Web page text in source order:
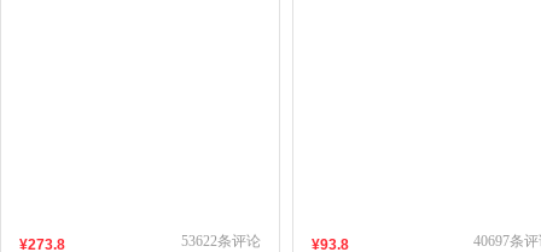
¥273.8
53622条评论 ¥93.8
40697条